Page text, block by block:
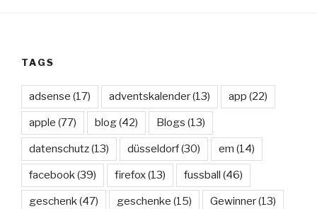
TAGS
adsense (17) adventskalender(13) app (22)
apple (77) blog(42) Blogs (13)
datenschutz(13) düsseldorf(30) em (14)
facebook(39) firefox(13) fussball (46)
geschenk(47) geschenke (15) Gewinner(13)